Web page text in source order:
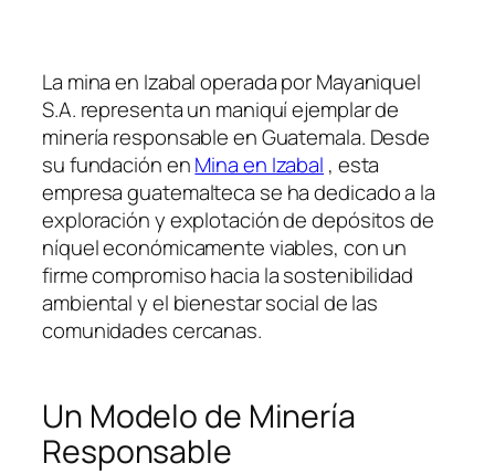
La mina en Izabal operada por Mayaniquel
S.A. representa un maniquí ejemplar de
minería responsable en Guatemala. Desde
su fundación enMina en Izabal , esta
empresa guatemalteca se ha dedicado a la
exploración y explotación de depósitos de
níquel económicamente viables, con un
firme compromiso hacia la sostenibilidad
ambiental y el bienestar social de las
comunidades cercanas.
Un Modelo de Minería
Responsable